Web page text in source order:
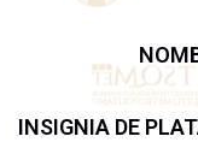
INSIGNIA DE